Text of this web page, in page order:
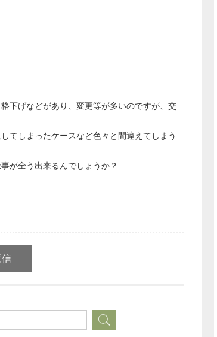
下げなどがあり、変更等が多いのですが、交
てしまったケースなど色々と間違えてしまう
が全う出来るんでしょうか？